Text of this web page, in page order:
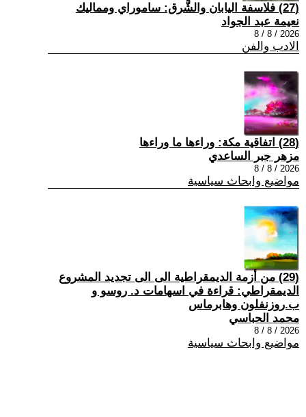
(27) فلاسفة اليابان والشَّرق: ساموراي ومماليك
نعيمة عبد الجواد
2026 / 8 / 8
الادب والفن
(28) اتفاقية مكة: وراءها ما وراءها
مزهر جبر الساعدي
2026 / 8 / 8
مواضيع وابحاث سياسية
(29) من أزمة الديمقراطية الى الى تجديد المشروع
الديمقراطي: قراءة في اسهامات د. روسو و
ب.روزنفلون وهابرماس
محمد الحباسي
2026 / 8 / 8
مواضيع وابحاث سياسية